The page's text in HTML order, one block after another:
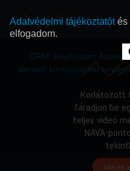
DRM: KeySystem
denied! Unsupported
Korlátozott
fáradjon be
teljes videó
NAVA-
Idézet
Adatvédelmi tájékoztatótés
elfogadom.